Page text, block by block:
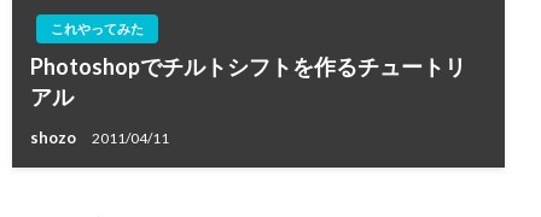
これやってみた
Photoshopでチルトシフトを作るチュートリ
アル
shozo 2011/04/11